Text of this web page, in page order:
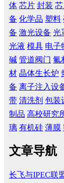
体 芯片 封装
备 化学品 塑料
备 激光设备 光
光液 模具 电子
碱 管道阀门 氟
材 晶体生长炉
备 离子注入设
带 清洗剂 包装
制品 高校研究
璃 有机硅 薄膜
文章导航
长飞与IPEC联